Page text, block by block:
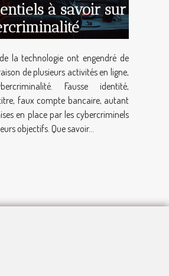
à savoir sur
la technologie ont engendré de
de plusieurs activités en ligne,
Fausse identité,
faux compte bancaire, autant
en place par les cybercriminels
objectifs. Que savoir...